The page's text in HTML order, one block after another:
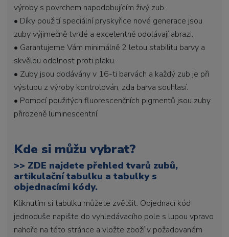
výroby s povrchem napodobujícím živý zub.
• Díky použití speciální pryskyřice nové generace jsou
zuby výjimečně tvrdé a excelentně odolávají abrazi.
• Garantujeme Vám minimálně 2 letou stabilitu barvy a
skvělou odolnost proti plaku.
• Zuby jsou dodávány v 16-ti barvách a každý zub je při
výstupu z výroby kontrolován, zda barva souhlasí.
• Pomocí použitých fluorescenčních pigmentů jsou zuby
přirozeně luminescentní.
Kde si můžu vybrat?
>> ZDE najdete přehled tvarů zubů,
artikulační tabulku a tabulky s
objednacími kódy.
Kliknutím si tabulku můžete zvětšit. Objednací kód
jednoduše napište do vyhledávacího pole s lupou vpravo
nahoře na této stránce a vložte zboží v požadovaném